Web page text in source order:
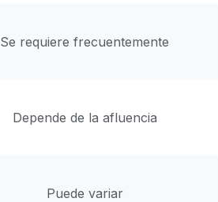
Se requiere frecuentemente
Depende de la afluencia
Puede variar